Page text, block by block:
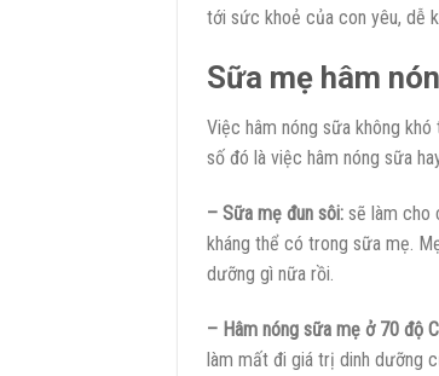
tới sức khoẻ của con yêu, dễ
Sữa mẹ hâm
Việc hâm nóng sữa không
số đó là việc hâm nóng sữa
– Sữa mẹ đun sôi: sẽ làm cho
kháng thể có trong sữa mẹ.
dưỡng gì nữa rồi.
– Hâm nóng sữa mẹ ở 70 độ
làm mất đi giá trị dinh dưỡng